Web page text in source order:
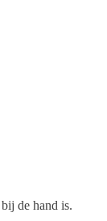
de hand is.